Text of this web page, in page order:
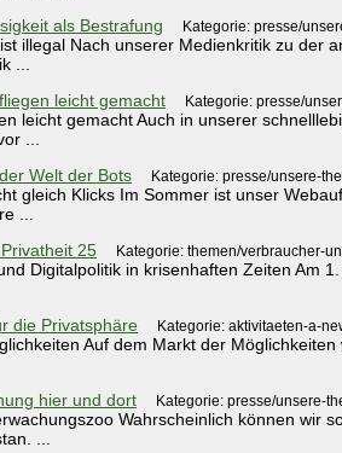
als Bestrafung Kategorie: presse/
illegal Nach unserer Medienkritik zu der
...
leicht gemacht Kategorie: presse/
leicht gemacht Auch in unserer
...
Welt der Bots Kategorie: presse/unsere-
gleich Klicks Im Sommer ist unser
...
25 Kategorie: themen/verbraucher-
Digitalpolitik in krisenhaften Zeiten Am
die Privatsphäre Kategorie: aktivitaeten-a-
Auf dem Markt der
hier und dort Kategorie: presse/unsere-
Wahrscheinlich können wir
...